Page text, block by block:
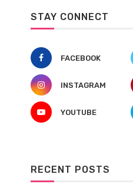
STAY CONNECT
FACEBOOK
INSTAGRAM
YOUTUBE
RECENT POSTS